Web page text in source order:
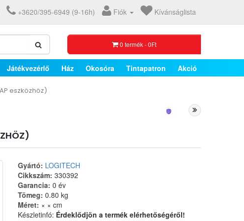
+3620/395-6949 (9-16h) Fiók Kívánságlista
0 termék - 0Ft
Játékvezérlő Ház Okosóra Tintapatron Akció
eszközhöz)
Gyártó: LOGITECH
Cikkszám: 330392
Garancia: 0 év
Tömeg: 0.80 kg
Méret: × × cm
Készletinfó: Érdeklődjön a termék elérhetőségéről!